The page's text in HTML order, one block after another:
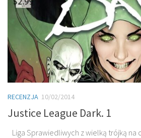
RECENZJA 10/02/2014
Justice League Dark. 1
Liga Sprawiedliwych z wielką trójką na